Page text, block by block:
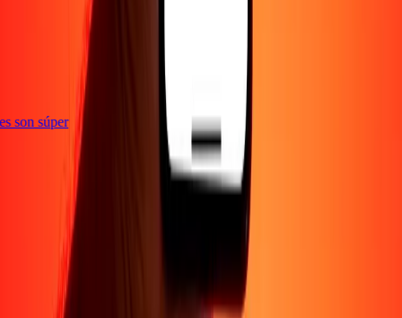
son súper
Blog Corporativo